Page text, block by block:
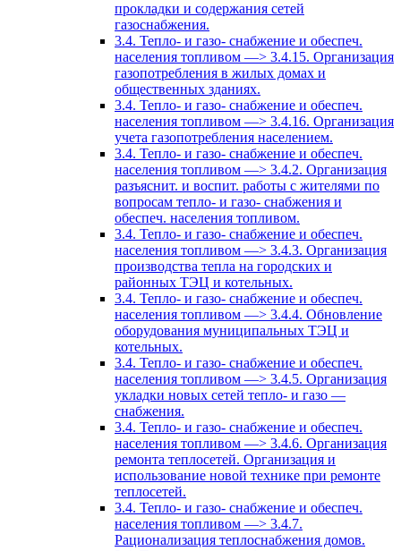
прокладки и содержания сетей
газоснабжения.
3.4. Тепло- и газо- снабжение и обеспеч.
населения топливом —> 3.4.15. Организация
газопотребления в жилых домах и
общественных зданиях.
3.4. Тепло- и газо- снабжение и обеспеч.
населения топливом —> 3.4.16. Организация
учета газопотребления населением.
3.4. Тепло- и газо- снабжение и обеспеч.
населения топливом —> 3.4.2. Организация
разъяснит. и воспит. работы с жителями по
вопросам тепло- и газо- снабжения и
обеспеч. населения топливом.
3.4. Тепло- и газо- снабжение и обеспеч.
населения топливом —> 3.4.3. Организация
производства тепла на городских и
районных ТЭЦ и котельных.
3.4. Тепло- и газо- снабжение и обеспеч.
населения топливом —> 3.4.4. Обновление
оборудования муниципальных ТЭЦ и
котельных.
3.4. Тепло- и газо- снабжение и обеспеч.
населения топливом —> 3.4.5. Организация
укладки новых сетей тепло- и газо —
снабжения.
3.4. Тепло- и газо- снабжение и обеспеч.
населения топливом —> 3.4.6. Организация
ремонта теплосетей. Организация и
использование новой технике при ремонте
теплосетей.
3.4. Тепло- и газо- снабжение и обеспеч.
населения топливом —> 3.4.7.
Рационализация теплоснабжения домов.